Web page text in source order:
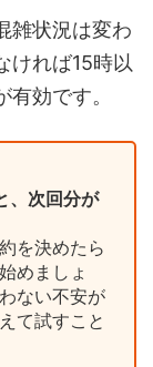
雑状況は変わ
ければ15時以
効です。
、次回分が
を決めたら
めましょ
ない不安が
て試すこと